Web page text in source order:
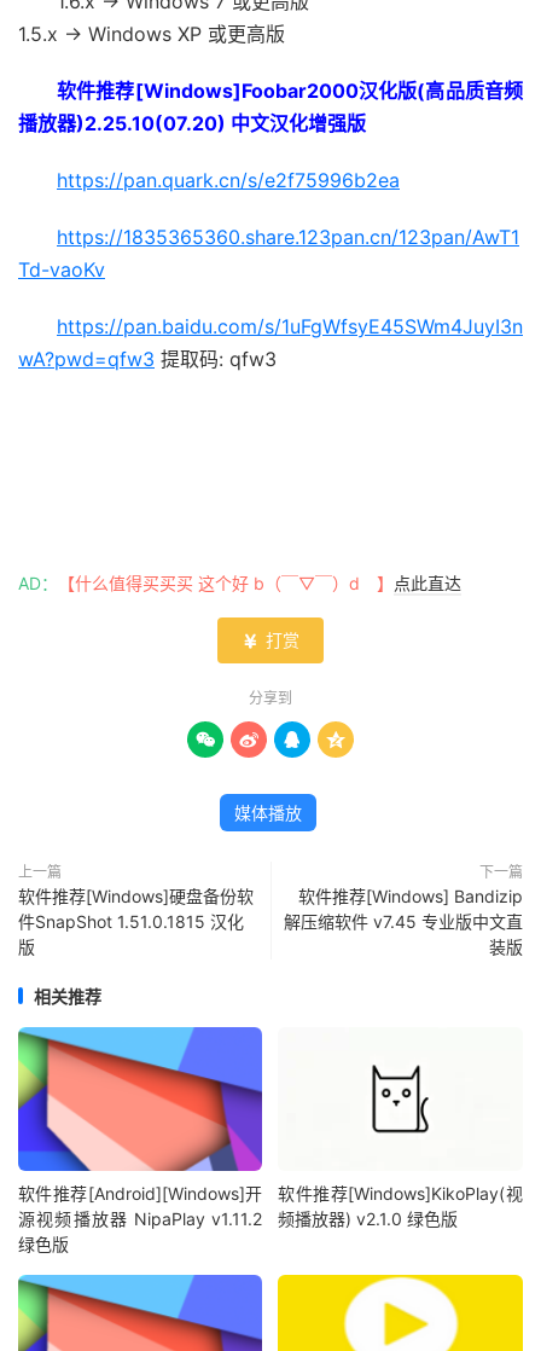
1.5.x -> Windows XP 或更高版
软件推荐[Windows]Foobar2000汉化版(高品质音频
播放器)2.25.10(07.20) 中文汉化增强版
https://pan.quark.cn/s/e2f75996b2ea
https://1835365360.share.123pan.cn/123pan/AwT1
Td-vaoKv
https://pan.baidu.com/s/1uFgWfsyE45SWm4JuyI3n
wA?pwd=qfw3 提取码: qfw3
AD： 【什么值得买买买 这个好 b（￣▽￣）d 】 点此直达
 打赏
分享到
   
媒体播放
上一篇
软件推荐[Windows]硬盘备份软
件SnapShot 1.51.0.1815 汉化
版
下一篇
软件推荐[Windows] Bandizip
解压缩软件 v7.45 专业版中文直
装版
相关推荐
软件推荐[Android][Windows]开
源视频播放器 NipaPlay v1.11.2
绿色版
软件推荐[Windows]KikoPlay(视
频播放器) v2.1.0 绿色版